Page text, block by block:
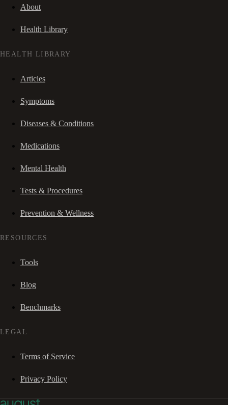
About
Health Library
HEALTH LIBRARY
Articles
Symptoms
Diseases & Conditions
Medications
Mental Health
Tests & Procedures
Prevention & Wellness
RESOURCES
Tools
Blog
Benchmarks
LEGAL
Terms of Service
Privacy Policy